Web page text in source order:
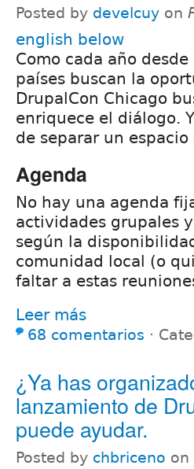
Posted by develcuy on
english below
Como cada año
países buscan la
DrupalCon Chicago
enriquece el diálogo.
de separar un
Agenda
No hay una agenda
actividades grupales
según la
comunidad local (o
faltar a estas
Leer más
68 comentarios ⋅
¿Ya has
lanzamiento de
puede ayudar.
Posted by chbriceno on